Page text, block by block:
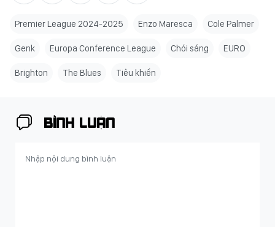
Premier League 2024-2025 Enzo Maresca Cole Palmer
Genk Europa Conference League Chói sáng EURO
Brighton The Blues Tiêu khiển
BÌNH LUẬN